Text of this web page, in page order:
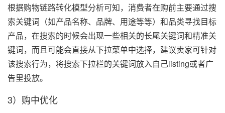
根据购物链路转化模型分析可知，消费者在购前主要通过搜
索关键词（如产品名称、品牌、用途等等）和品类寻找目标
产品，在搜索的时候会出现一些相关的长尾关键词和精准关
键词，而且可能会直接从下拉菜单中选择，建议卖家可针对
该搜索行为，将搜索下拉栏的关键词放入自己listing或者广
告里投放。
3）购中优化